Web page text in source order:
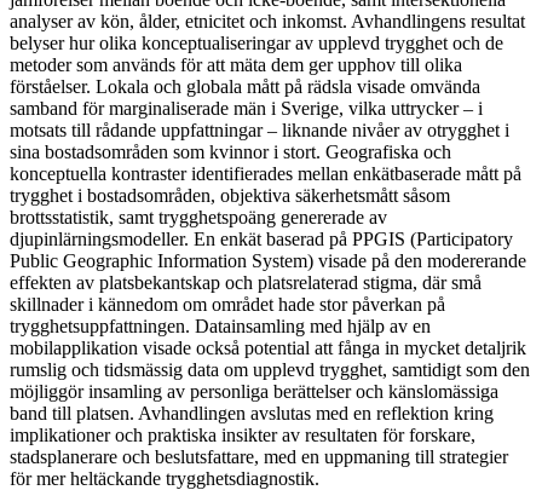
analyser av kön, ålder, etnicitet och inkomst. Avhandlingens resultat
belyser hur olika konceptualiseringar av upplevd trygghet och de
metoder som används för att mäta dem ger upphov till olika
förståelser. Lokala och globala mått på rädsla visade omvända
samband för marginaliserade män i Sverige, vilka uttrycker – i
motsats till rådande uppfattningar – liknande nivåer av otrygghet i
sina bostadsområden som kvinnor i stort. Geografiska och
konceptuella kontraster identifierades mellan enkätbaserade mått på
trygghet i bostadsområden, objektiva säkerhetsmått såsom
brottsstatistik, samt trygghetspoäng genererade av
djupinlärningsmodeller. En enkät baserad på PPGIS (Participatory
Public Geographic Information System) visade på den modererande
effekten av platsbekantskap och platsrelaterad stigma, där små
skillnader i kännedom om området hade stor påverkan på
trygghetsuppfattningen. Datainsamling med hjälp av en
mobilapplikation visade också potential att fånga in mycket detaljrik
rumslig och tidsmässig data om upplevd trygghet, samtidigt som den
möjliggör insamling av personliga berättelser och känslomässiga
band till platsen. Avhandlingen avslutas med en reflektion kring
implikationer och praktiska insikter av resultaten för forskare,
stadsplanerare och beslutsfattare, med en uppmaning till strategier
för mer heltäckande trygghetsdiagnostik.